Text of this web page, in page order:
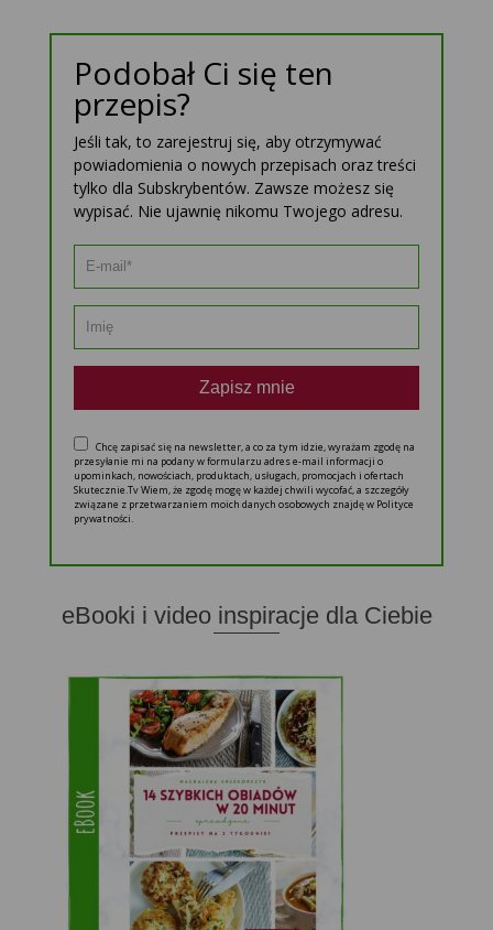
Podobał Ci się ten
przepis?
Jeśli tak, to zarejestruj się, aby otrzymywać
powiadomienia o nowych przepisach oraz treści
tylko dla Subskrybentów. Zawsze możesz się
wypisać. Nie ujawnię nikomu Twojego adresu.
Zapisz mnie
Chcę zapisać się na newsletter, a co za tym idzie, wyrażam zgodę na
przesyłanie mi na podany w formularzu adres e-mail informacji o
upominkach, nowościach, produktach, usługach, promocjach i ofertach
Skutecznie.Tv Wiem, że zgodę mogę w każdej chwili wycofać, a szczegóły
związane z przetwarzaniem moich danych osobowych znajdę w Polityce
prywatności.
eBooki i video inspiracje dla Ciebie